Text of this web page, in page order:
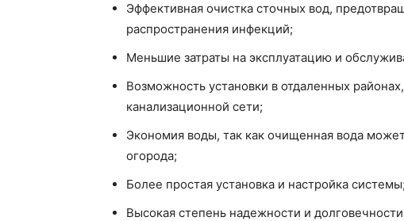
Эффективная очистка сточных вод,
распространения инфекций;
Меньшие затраты на эксплуатацию и
Возможность установки в отдаленных
канализационной сети;
Экономия воды, так как очищенная вода
огорода;
Более простая установка и настройка системы;
Высокая степень надежности и